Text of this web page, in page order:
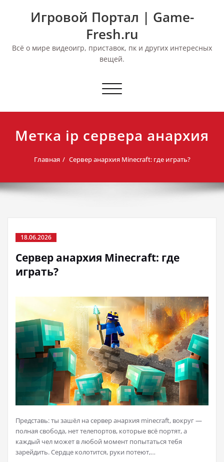
Игровой Портал | Game-
Fresh.ru
Всё о мире видеоигр, приставок, пк и других интересных
вещей.
Переключить
Метка ip сервера анархия
Главная Сервер анархия Minecraft: где играть?
18.06.2026
Сервер анархия Minecraft: где
играть?
Представь: ты зашёл на сервер анархия minecraft, вокруг —
полная свобода, нет телепортов, которые всё портят, а
каждый чел может в любой момент попытаться тебя
зарейдить. Сердце колотится, руки потеют,…